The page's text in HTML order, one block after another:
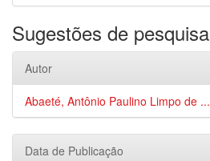
Sugestões de pesquisa
Autor
Abaeté, Antônio Paulino Limpo de ...
Data de Publicação